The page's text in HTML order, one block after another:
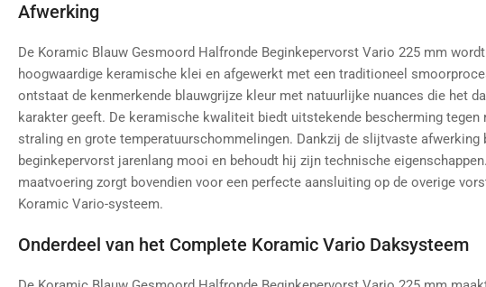
Afwerking
De Koramic Blauw Gesmoord Halfronde Beginkepervorst Vario 225 mm
hoogwaardige keramische klei en afgewerkt met een traditioneel
ontstaat de kenmerkende blauwgrijze kleur met natuurlijke nuances die het
karakter geeft. De keramische kwaliteit biedt uitstekende bescherming tegen
straling en grote temperatuurschommelingen. Dankzij de slijtvaste afwerking
beginkepervorst jarenlang mooi en behoudt hij zijn technische
maatvoering zorgt bovendien voor een perfecte aansluiting op de overige
Koramic Vario-systeem.
Onderdeel van het Complete Koramic Vario Daksysteem